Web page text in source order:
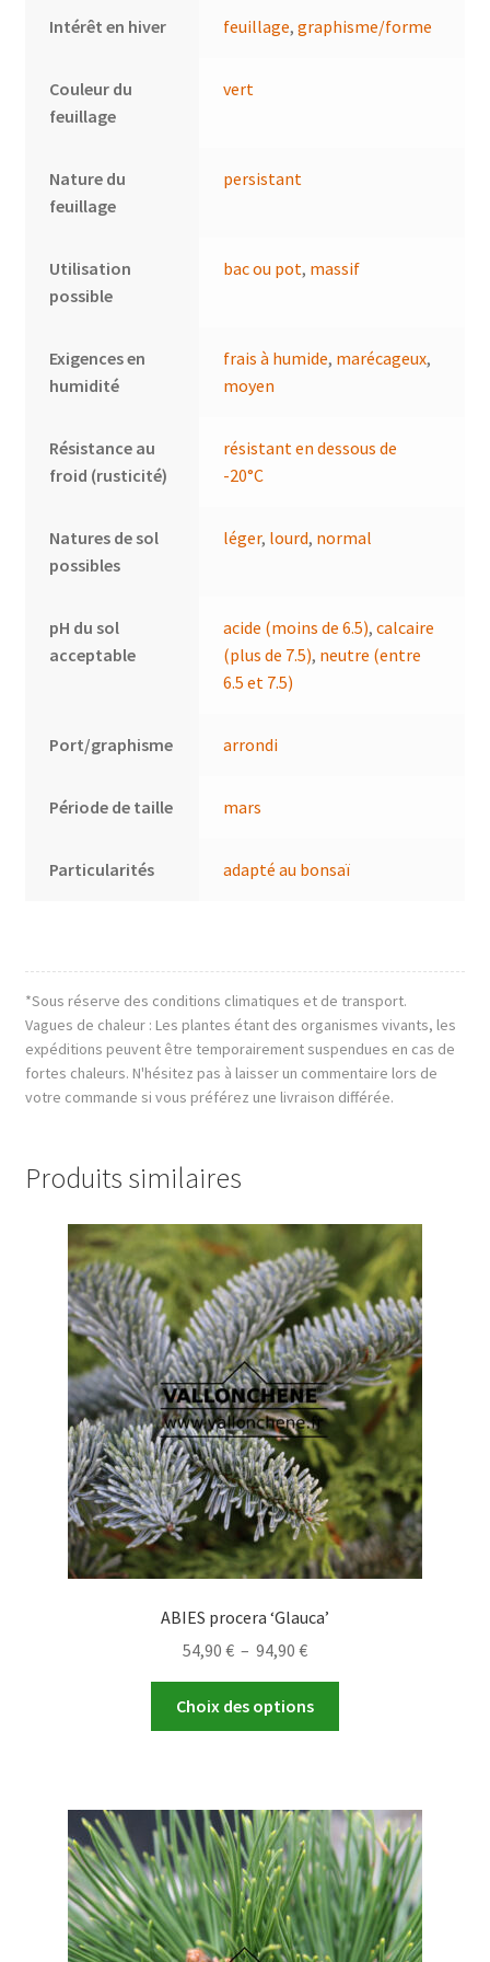
Intérêt en hiver feuillage,graphisme/forme
Couleur du
feuillage
vert
Nature du
feuillage
persistant
Utilisation
possible
bac ou pot, massif
Exigences en
humidité
frais à humide, marécageux,
moyen
Résistance au
froid (rusticité)
résistant en dessous de
-20°C
Natures de sol
possibles
léger, lourd, normal
pH du sol
acceptable
acide (moins de 6.5),calcaire
(plus de 7.5), neutre (entre
6.5 et 7.5)
Port/graphisme arrondi
Période de taille mars
Particularités adapté au bonsaï
*Sous réserve des conditions climatiques et de transport.
Vagues de chaleur : Les plantes étant des organismes vivants, les
expéditions peuvent être temporairement suspendues en cas de
fortes chaleurs. N'hésitez pas à laisser un commentaire lors de
votre commande si vous préférez une livraison différée.
Produits similaires
ABIES procera ‘Glauca’
54,90 € – 94,90 €Plage
de
prix :
54,90 €
Choix des options
Les
options
peuvent
être
choisies